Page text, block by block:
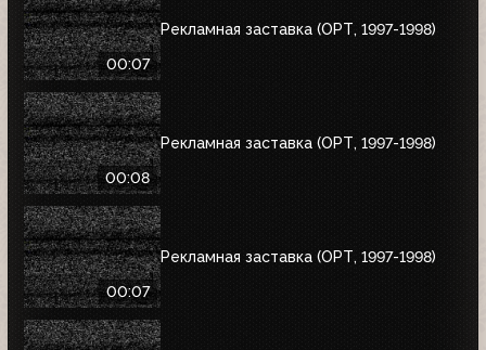
00:07
Рекламная заставка (ОРТ, 1997-1998)
00:08
Рекламная заставка (ОРТ, 1997-1998)
00:07
Рекламная заставка (ОРТ, 1997-1998)